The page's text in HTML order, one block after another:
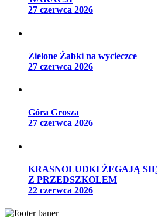
27 czerwca 2026
Zielone Żabki na wycieczce
27 czerwca 2026
Góra Grosza
27 czerwca 2026
KRASNOLUDKI ŻEGAJĄ SIĘ
Z PRZEDSZKOLEM
22 czerwca 2026